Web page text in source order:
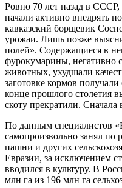
Ровно 70 лет назад в СССР,
начали активно внедрять
кавказский борщевик
урожаи. Лишь позже
полей». Содержащиеся в
фурокумарины, негативно
животных, ухудшали
заготовке кормов
конце прошлого столетия
скоту прекратили.
По данным специалистов
самопроизвольно занял по
пашни и других
Евразии, за исключением
вводился в культуру. В
млн га из 196 млн га